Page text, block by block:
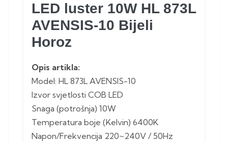
LED luster 10W HL 873L
AVENSIS-10 Bijeli
Horoz
Opis artikla:
Model: HL 873L AVENSIS-10
Izvor svjetlosti COB LED
Snaga (potrošnja) 10W
Temperatura boje (Kelvin) 6400K
Napon/Frekvencija 220~240V / 50Hz